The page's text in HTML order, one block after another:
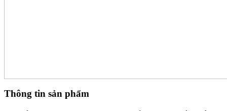
Thông tin sản phẩm